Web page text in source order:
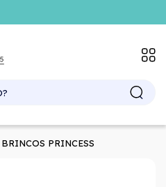
BRINCOS PRINCESS